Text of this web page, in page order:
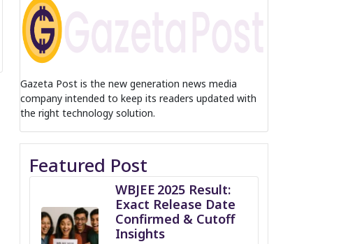
Gazeta Post is the new generation news media
company intended to keep its readers updated with
the right technology solution.
Featured Post
WBJEE 2025 Result:
Exact Release Date
Confirmed & Cutoff
Insights